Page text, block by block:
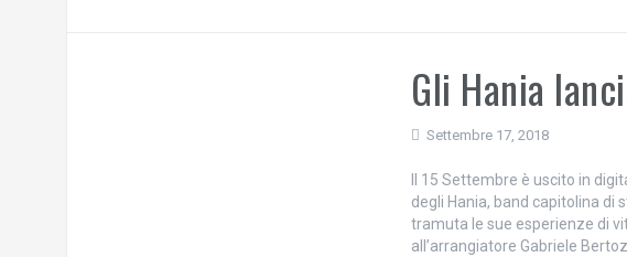
Gli Hania
Settembre 17, 2018
Il 15 Settembre è uscito in
degli Hania, band capitolina di
tramuta le sue esperienze di
all’arrangiatore Gabriele